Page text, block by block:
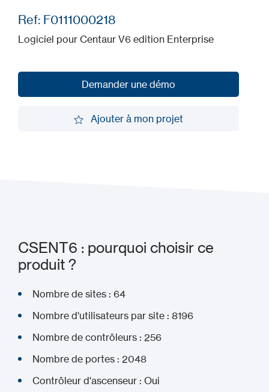
Ref: F0111000218
Logiciel pour Centaur V6 edition Enterprise
Demander une démo
Ajouter à mon projet
CSENT6 : pourquoi choisir ce
produit ?
Nombre de sites : 64
Nombre d'utilisateurs par site : 8196
Nombre de contrôleurs : 256
Nombre de portes : 2048
Contrôleur d'ascenseur : Oui